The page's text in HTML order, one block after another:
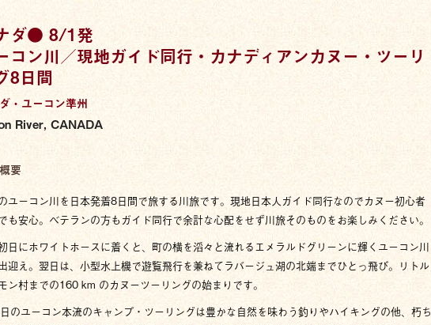
ダ● 8/1発
コン川／現地ガイド同行・カナディアンカヌー・ツーリ
8日間
・ユーコン準州
River, CANADA
要
ユーコン川を日本発着8日間で旅する川旅です。現地日本人ガイド同行なのでカヌー初心者
も安心。ベテランの方もガイド同行で余計な心配をせず川旅そのものをお楽しみください。
日にホワイトホースに着くと、町の横を滔々と流れるエメラルドグリーンに輝くユーコン川
迎え。翌日は、小型水上機で遊覧飛行を兼ねてラバージュ湖の北端までひとっ飛び。リトル
ン村までの160 km のカヌーツーリングの始まりです。
のユーコン本流のキャンプ・ツーリングは豊かな自然を味わう釣りやハイキングの他、朽ち